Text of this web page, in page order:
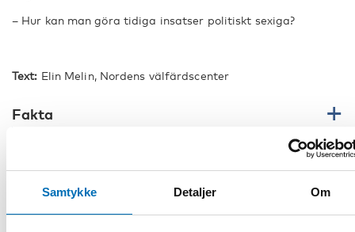
Samtykke Detaljer Om
– Hur kan man göra tidiga insatser politiskt sexiga?
Text: Elin Melin, Nordens välfärdscenter
Fakta